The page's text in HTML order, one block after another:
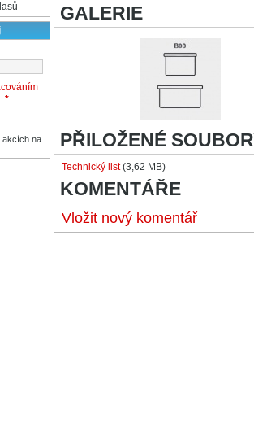
*
akcích na
GALERIE
PŘILOŽENÉ
Technický list(3,62 MB)
KOMENTÁŘE
Vložit nový komentář